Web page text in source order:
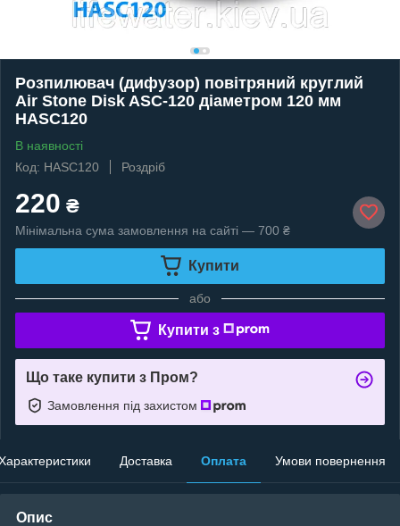
Розпилювач (дифузор) повітряний круглий
Air Stone Disk ASC-120 діаметром 120 мм
HASC120
В наявності
Код: HASC120
Роздріб
220 ₴
Мінімальна сума замовлення на сайті — 700 ₴
Купити
або
Купити з
Що таке купити з Пром?
Замовлення під захистом
Доставка Оплата Умови повернення
Опис